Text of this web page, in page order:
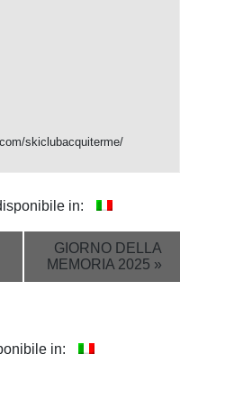
skiclubacquiterme/
in:
GIORNO DELLA
MEMORIA 2025 »
in: